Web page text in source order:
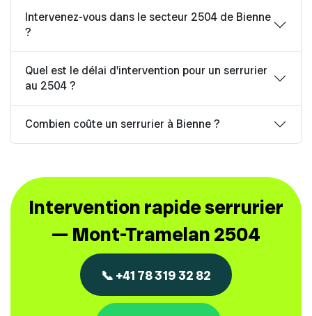
Intervenez-vous dans le secteur 2504 de Bienne
?
Quel est le délai d'intervention pour un serrurier
au 2504 ?
Combien coûte un serrurier à Bienne ?
Intervention rapide serrurier
— Mont-Tramelan 2504
📞 +41 78 319 32 82